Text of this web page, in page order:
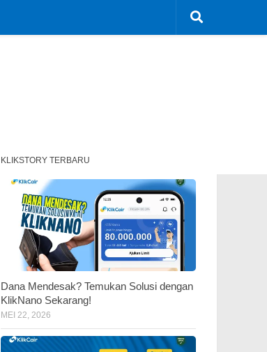
KLIKSTORY TERBARU
Dana Mendesak? Temukan Solusi dengan
KlikNano Sekarang!
MEI 22, 2026